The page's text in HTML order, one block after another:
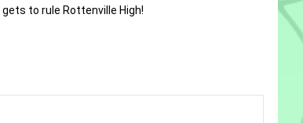
gets to rule Rottenville High!